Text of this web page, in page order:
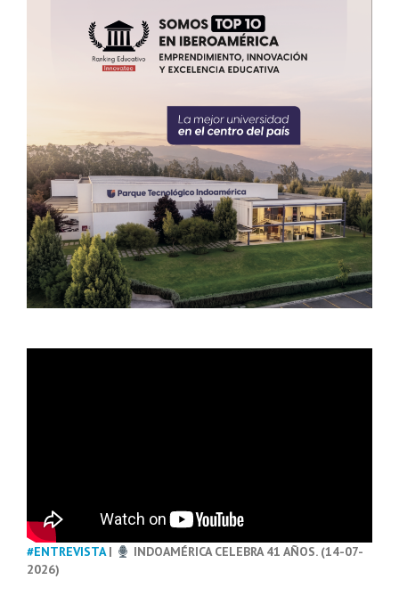
#ENTREVISTA|
INDOAMÉRICA CELEBRA 41 AÑOS. (14-07-
2026)